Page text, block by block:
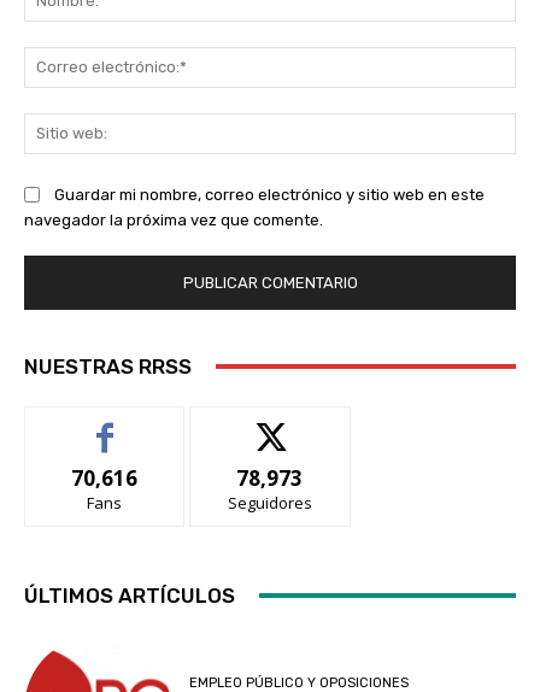
Guardar mi nombre, correo electrónico y sitio web en este
navegador la próxima vez que comente.
NUESTRAS RRSS
70,616
Fans
78,973
Seguidores
ÚLTIMOS ARTÍCULOS
EMPLEO PÚBLICO Y OPOSICIONES